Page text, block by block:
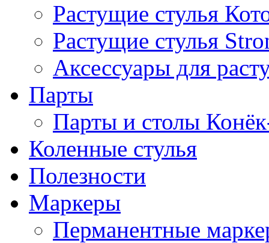
Растущие стулья
Растущие стулья
Аксессуары для
Парты
Парты и столы
Коленныe стулья
Полезности
Маркеры
Перманентные